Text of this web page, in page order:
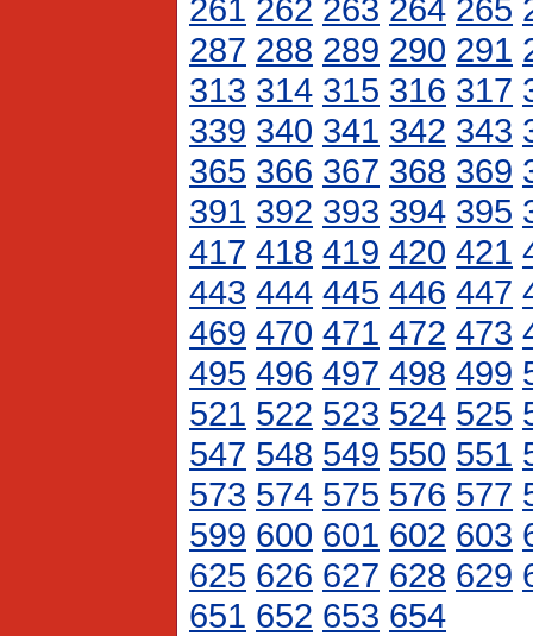
261 262 263 264 265
287 288 289 290 291
313 314 315 316 317
339 340 341 342 343
365 366 367 368 369
391 392 393 394 395
417 418 419 420 421
443 444 445 446 447
469 470 471 472 473
495 496 497 498 499
521 522 523 524 525
547 548 549 550 551
573 574 575 576 577
599 600 601 602 603
625 626 627 628 629
651 652 653 654